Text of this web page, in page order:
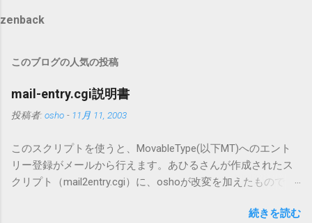
zenback
このブログの人気の投稿
mail-entry.cgi説明書
投稿者: osho - 11月 11, 2003
このスクリプトを使うと、MovableType(以下MT)へのエント
リー登録がメールから行えます。あひるさんが作成されたス
クリプト（mail2entry.cgi）に、oshoが改変を加えたもので
ーも出来ます。 バージョン0.5.3以降の動作確認はMT3.11で行
続きを読む